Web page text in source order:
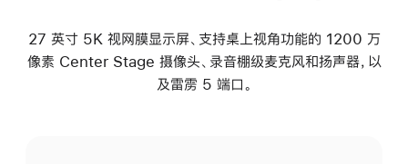
27 英寸 5K 视网膜显示屏、支持桌上视角功能的 1200 万
像素 Center Stage 摄像头、录音棚级麦克风和扬声器，以
及雷雳 5 端口。